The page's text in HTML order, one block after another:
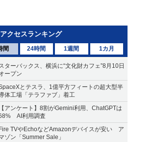
アクセスランキング
間 24時間 1週間 1カ月
ターバックス、横浜に“文化財カフェ”8月10日
ープン
とテスラ、1億平方フィートの超大型半
体工場「テラファブ」着工
アンケート】8割がGemini利用、ChatGPTは
AI利用調査
TVやEchoなどAmazonデバイスが安い ア
ゾン「Summer Sale」